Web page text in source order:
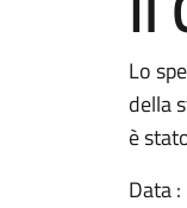
Lo
della
è
Data :